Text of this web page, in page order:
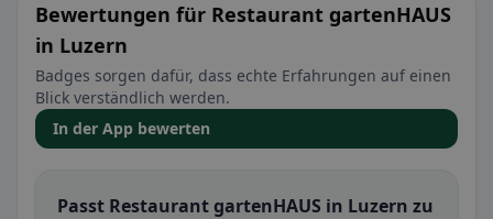
Bewertungen für Restaurant gartenHAUS
in Luzern
Badges sorgen dafür, dass echte Erfahrungen auf einen
Blick verständlich werden.
In der App bewerten
Passt Restaurant gartenHAUS in Luzern zu